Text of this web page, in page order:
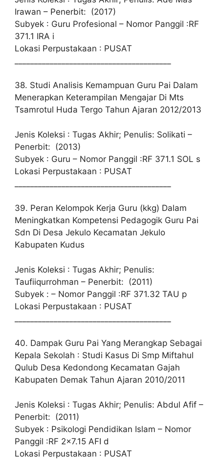
Irawan – Penerbit: (2017)
Subyek : Guru Profesional – Nomor Panggil :RF
371.1 IRA i
Lokasi Perpustakaan : PUSAT
38. Studi Analisis Kemampuan Guru Pai Dalam
Menerapkan Keterampilan Mengajar Di Mts
Tsamrotul Huda Tergo Tahun Ajaran 2012/2013
Jenis Koleksi : Tugas Akhir; Penulis: Solikati –
Penerbit: (2013)
Subyek : Guru – Nomor Panggil :RF 371.1 SOL s
Lokasi Perpustakaan : PUSAT
39. Peran Kelompok Kerja Guru (kkg) Dalam
Meningkatkan Kompetensi Pedagogik Guru Pai
Sdn Di Desa Jekulo Kecamatan Jekulo
Kabupaten Kudus
Jenis Koleksi : Tugas Akhir; Penulis:
Taufiiqurrohman – Penerbit: (2011)
Subyek : – Nomor Panggil :RF 371.32 TAU p
Lokasi Perpustakaan : PUSAT
40. Dampak Guru Pai Yang Merangkap Sebagai
Kepala Sekolah : Studi Kasus Di Smp Miftahul
Qulub Desa Kedondong Kecamatan Gajah
Kabupaten Demak Tahun Ajaran 2010/2011
Jenis Koleksi : Tugas Akhir; Penulis: Abdul Afif –
Penerbit: (2011)
Subyek : Psikologi Pendidikan Islam – Nomor
Panggil :RF 2×7.15 AFI d
Lokasi Perpustakaan : PUSAT